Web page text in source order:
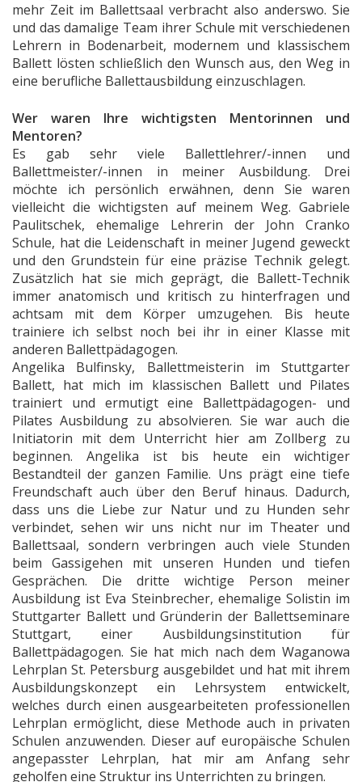
mehr Zeit im Ballettsaal verbracht also anderswo. Sie
und das damalige Team ihrer Schule mit verschiedenen
Lehrern in Bodenarbeit, modernem und klassischem
Ballett lösten schließlich den Wunsch aus, den Weg in
eine berufliche Ballettausbildung einzuschlagen.
Wer waren Ihre wichtigsten Mentorinnen und
Mentoren?
Es gab sehr viele Ballettlehrer/-innen und
Ballettmeister/-innen in meiner Ausbildung. Drei
möchte ich persönlich erwähnen, denn Sie waren
vielleicht die wichtigsten auf meinem Weg. Gabriele
Paulitschek, ehemalige Lehrerin der John Cranko
Schule, hat die Leidenschaft in meiner Jugend geweckt
und den Grundstein für eine präzise Technik gelegt.
Zusätzlich hat sie mich geprägt, die Ballett-Technik
immer anatomisch und kritisch zu hinterfragen und
achtsam mit dem Körper umzugehen. Bis heute
trainiere ich selbst noch bei ihr in einer Klasse mit
anderen Ballettpädagogen.
Angelika Bulfinsky, Ballettmeisterin im Stuttgarter
Ballett, hat mich im klassischen Ballett und Pilates
trainiert und ermutigt eine Ballettpädagogen- und
Pilates Ausbildung zu absolvieren. Sie war auch die
Initiatorin mit dem Unterricht hier am Zollberg zu
beginnen. Angelika ist bis heute ein wichtiger
Bestandteil der ganzen Familie. Uns prägt eine tiefe
Freundschaft auch über den Beruf hinaus. Dadurch,
dass uns die Liebe zur Natur und zu Hunden sehr
verbindet, sehen wir uns nicht nur im Theater und
Ballettsaal, sondern verbringen auch viele Stunden
beim Gassigehen mit unseren Hunden und tiefen
Gesprächen. Die dritte wichtige Person meiner
Ausbildung ist Eva Steinbrecher, ehemalige Solistin im
Stuttgarter Ballett und Gründerin der Ballettseminare
Stuttgart, einer Ausbildungsinstitution für
Ballettpädagogen. Sie hat mich nach dem Waganowa
Lehrplan St. Petersburg ausgebildet und hat mit ihrem
Ausbildungskonzept ein Lehrsystem entwickelt,
welches durch einen ausgearbeiteten professionellen
Lehrplan ermöglicht, diese Methode auch in privaten
Schulen anzuwenden. Dieser auf europäische Schulen
angepasster Lehrplan, hat mir am Anfang sehr
geholfen eine Struktur ins Unterrichten zu bringen.